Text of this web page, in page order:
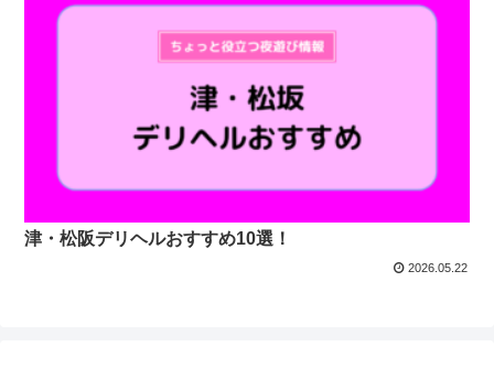
津・松阪デリヘルおすすめ10選！
2026.05.22